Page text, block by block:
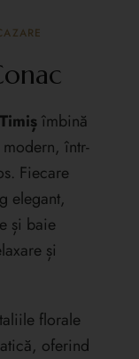
îmbină
într-
Fiecare
elegant,
și baie
și
florale
oferind